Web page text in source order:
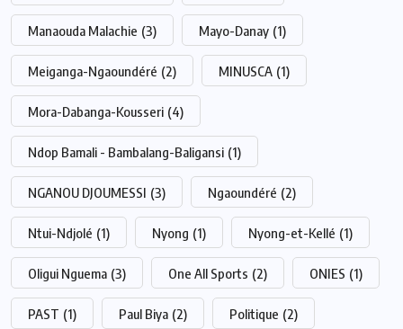
Manaouda Malachie (3) Mayo-Danay (1)
Meiganga-Ngaoundéré (2) MINUSCA (1)
Mora-Dabanga-Kousseri (4)
Ndop Bamali - Bambalang-Baligansi (1)
NGANOU DJOUMESSI (3) Ngaoundéré (2)
Ntui-Ndjolé (1) Nyong (1) Nyong-et-Kellé (1)
Oligui Nguema (3) One All Sports (2) ONIES (1)
PAST (1) Paul Biya (2) Politique (2)